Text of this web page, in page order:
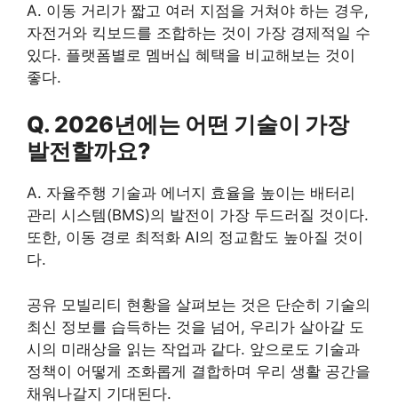
A. 이동 거리가 짧고 여러 지점을 거쳐야 하는 경우,
자전거와 킥보드를 조합하는 것이 가장 경제적일 수
있다. 플랫폼별로 멤버십 혜택을 비교해보는 것이
좋다.
Q. 2026년에는 어떤 기술이 가장
발전할까요?
A. 자율주행 기술과 에너지 효율을 높이는 배터리
관리 시스템(BMS)의 발전이 가장 두드러질 것이다.
또한, 이동 경로 최적화 AI의 정교함도 높아질 것이
다.
공유 모빌리티 현황을 살펴보는 것은 단순히 기술의
최신 정보를 습득하는 것을 넘어, 우리가 살아갈 도
시의 미래상을 읽는 작업과 같다. 앞으로도 기술과
정책이 어떻게 조화롭게 결합하며 우리 생활 공간을
채워나갈지 기대된다.